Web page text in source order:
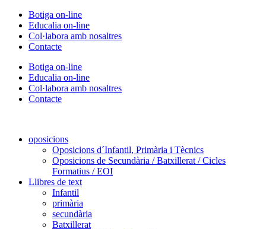
contingut
Botiga on-line
Educalia on-line
Col·labora amb nosaltres
Contacte
Botiga on-line
Educalia on-line
Col·labora amb nosaltres
Contacte
oposicions
Oposicions d´Infantil, Primària i Tècnics
Oposicions de Secundària / Batxillerat / Cicles
Formatius / EOI
Llibres de text
Infantil
primària
secundària
Batxillerat